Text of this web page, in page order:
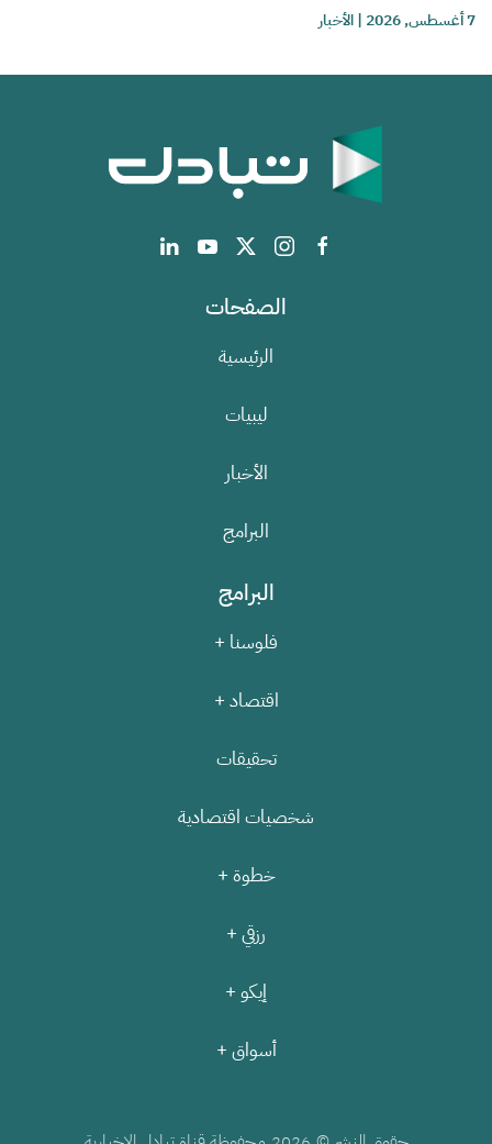
7 أغسطس, 2026 |الأخبار
الصفحات
الرئيسية
ليبيات
الأخبار
البرامج
البرامج
فلوسنا +
اقتصاد +
تحقيقات
شخصيات اقتصادية
خطوة +
رزقي +
إيكو +
أسواق +